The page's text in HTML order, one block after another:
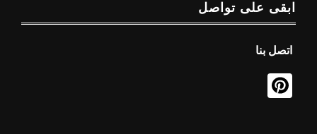
ابقى على تواصل
اتصل بنا